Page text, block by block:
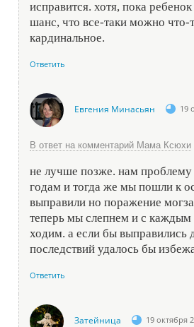
исправится. хотя, пока ребенок
шанс, что все-таки можно что-
кардинальное.
Ответить
Евгения Минасьян 19
В ответ на комментарий Мама Ксюхи
не лучше позже. нам проблему
годам и тогда же мы пошли к
выправили но поражение
теперь мы слепнем и с каждым
ходим. а если бы выправились
последствий удалось бы
Ответить
Затейница 19 октября